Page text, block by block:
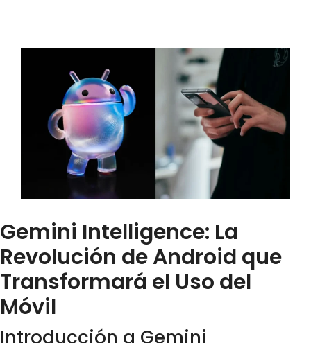
Gemini Intelligence: La
Revolución de Android que
Transformará el Uso del
Móvil
Introducción a Gemini